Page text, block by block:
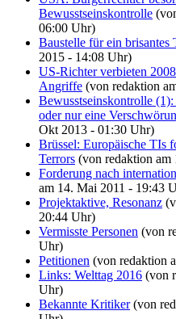
Bewusstseinskontrolle
06:00 Uhr)
Baustelle für ein brisantes
2015 - 14:08 Uhr)
US-Richter verbieten
Angriffe (von redaktion
Bewusstseinskontrolle
oder nur eine
Okt 2013 - 01:30 Uhr)
Brüssel: Europäische TIs
Terrors (von redaktion am
Forderung nach
am 14. Mai 2011 - 19:43
Projektaktive, Resonanz
20:44 Uhr)
Vermisste Personen (von
Uhr)
Petitionen (von redaktion
Links: Welttag 2016 (von
Uhr)
Bekannte Kritiker(von